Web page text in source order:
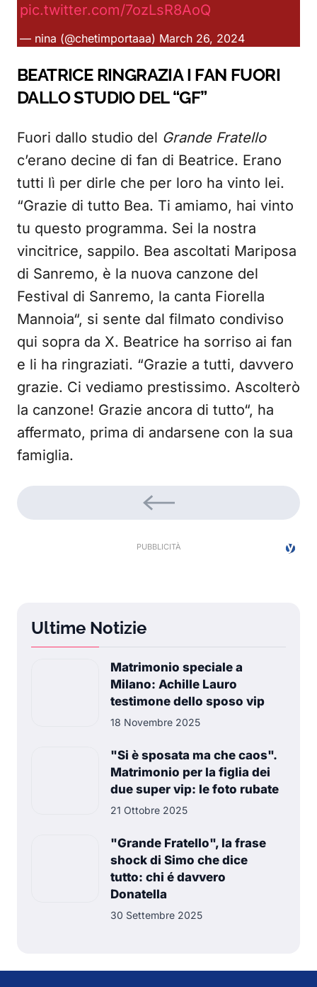
pic.twitter.com/7ozLsR8AoQ
— nina (@chetimportaaa) March 26, 2024
BEATRICE RINGRAZIA I FAN FUORI
DALLO STUDIO DEL “GF”
Fuori dallo studio del Grande Fratello
c’erano decine di fan di Beatrice. Erano
tutti lì per dirle che per loro ha vinto lei.
“Grazie di tutto Bea. Ti amiamo, hai vinto
tu questo programma. Sei la nostra
vincitrice, sappilo. Bea ascoltati Mariposa
di Sanremo, è la nuova canzone del
Festival di Sanremo, la canta Fiorella
Mannoia“, si sente dal filmato condiviso
qui sopra da X. Beatrice ha sorriso ai fan
e li ha ringraziati. “Grazie a tutti, davvero
grazie. Ci vediamo prestissimo. Ascolterò
la canzone! Grazie ancora di tutto“, ha
affermato, prima di andarsene con la sua
famiglia.
Ultime Notizie
Matrimonio speciale a
Milano: Achille Lauro
testimone dello sposo vip
18 Novembre 2025
"Si è sposata ma che caos".
Matrimonio per la figlia dei
due super vip: le foto rubate
21 Ottobre 2025
"Grande Fratello", la frase
shock di Simo che dice
tutto: chi é davvero
Donatella
30 Settembre 2025